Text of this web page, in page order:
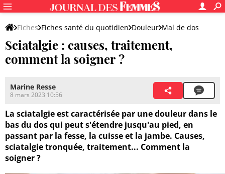
Fiches Fiches santé du quotidien Douleur Mal de dos
Sciatalgie : causes, traitement,
comment la soigner ?
Marine Resse
8 mars 2023 10:56
La sciatalgie est caractérisée par une douleur dans le
bas du dos qui peut s'étendre jusqu'au pied, en
passant par la fesse, la cuisse et la jambe. Causes,
sciatalgie tronquée, traitement... Comment la
soigner ?